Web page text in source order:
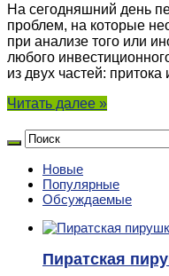
На сегодняшний день
проблем, на которые
при анализе того или
любого
из двух частей:
Читать далее »
Новые
Популярные
Обсуждаемые
Пиратская